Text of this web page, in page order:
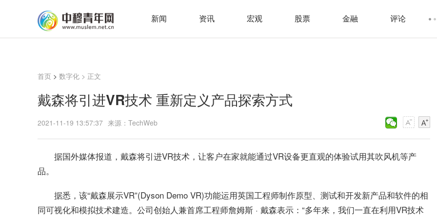
新闻 资讯 宏观 股票 金融 评论
首页 > 数字化 > 正文
戴森将引进VR技术 重新定义产品探索方式
2021-11-19 13:57:37 来源：TechWeb
据国外媒体报道，戴森将引进VR技术，让客户在家就能通过VR设备更直观的体验试用其吹风机等产
品。
据悉，该“戴森展示VR”(Dyson Demo VR)功能运用英国工程师制作原型、测试和开发新产品和软件的相
同可视化和模拟技术建造。公司创始人兼首席工程师詹姆斯 · 戴森表示：“多年来，我们一直在利用VR技术